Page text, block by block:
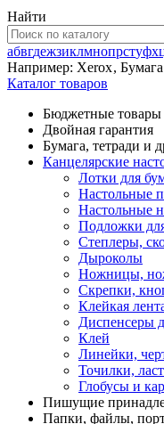
Найти
абвгдежзиклмнопрстуфх
Например: Xerox,
Каталог товаров
Бюджетные товары
Двойная гарантия
Бумага, тетради и
Канцелярские
Лотки для
Настольные
Настольные
Подложки
Степлеры,
Дыроколы
Ножницы,
Скрепки,
Клейкая
Диспенсеры
Клей
Линейки,
Точилки,
Глобусы и
Пишущие
Папки, файлы,